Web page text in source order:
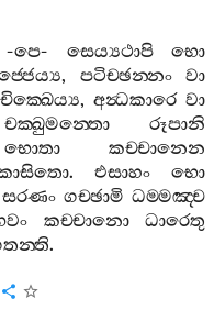
-පෙ- සෙය්‍යථාපි
භො
, පටිච‍්ඡන‍්නං
වා
,අන්‍ධකාරෙ වා
චක‍්ඛුමන‍්තො
රූපානි
භොතා
කච‍්චානෙන
. එසාහං
භො
සරණං ගච‍්ඡාමි ධම‍්මඤ‍්ච
කච‍්චානො
ධාරෙතු
.